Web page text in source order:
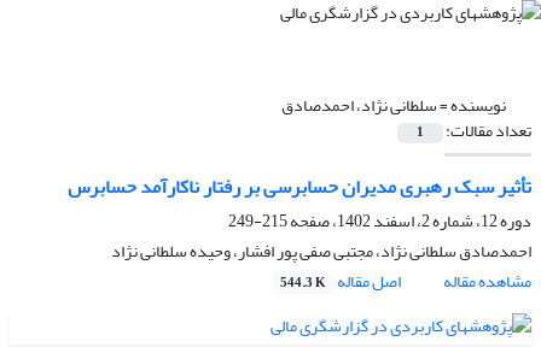
نویسنده =سلطانی نژاد، احمدصادق
تعداد مقالات: 1
تأثیر سبک رهبری مدیران حسابرسی بر رفتار ناکارآمد حسابرس
دوره 12، شماره 2، اسفند 1402، صفحه
215-249
احمدصادق سلطانی نژاد، مجتبی صفی پور افشار، وحیده سلطانی نژاد
مشاهده مقاله
اصل مقاله 544.3 K